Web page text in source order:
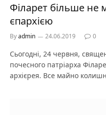
Філарет більше не
єпархією
Byadmin 24.06.2019 0
Сьогодні, 24 червня,
почесного патріарха
архієрея. Все майно